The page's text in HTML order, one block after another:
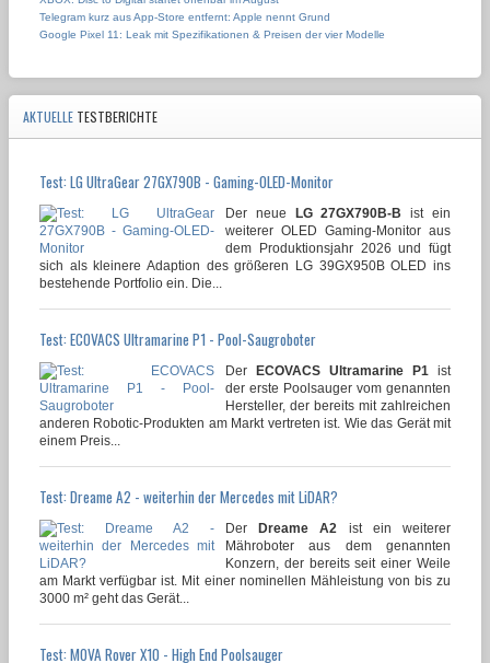
Telegram kurz aus App-Store entfernt: Apple nennt Grund
Google Pixel 11: Leak mit Spezifikationen & Preisen der vier Modelle
AKTUELLE TESTBERICHTE
Test: LG UltraGear 27GX790B - Gaming-OLED-Monitor
Der neue LG 27GX790B-B
ist ein
weiterer OLED Gaming-Monitor aus
dem Produktionsjahr 2026 und fügt
sich als kleinere Adaption des größeren LG 39GX950B OLED ins
bestehende Portfolio ein. Die...
Test: ECOVACS Ultramarine P1 - Pool-Saugroboter
Der ECOVACS Ultramarine P1 ist
der erste Poolsauger vom genannten
Hersteller, der bereits mit zahlreichen
anderen Robotic-Produkten am Markt vertreten ist. Wie das Gerät mit
einem Preis...
Test: Dreame A2 - weiterhin der Mercedes mit LiDAR?
DerDreame A2
ist ein weiterer
Mähroboter aus dem genannten
Konzern, der bereits seit einer Weile
am Markt verfügbar ist. Mit einer nominellen Mähleistung von bis zu
3000 m² geht das Gerät...
Test: MOVA Rover X10 - High End Poolsauger